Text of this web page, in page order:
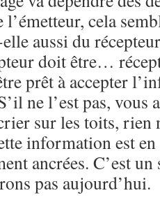
l’émetteur, cela
aussi du
doit être…
prêt à accepter
ne l’est pas,
sur les toits, rien
information est
ancrées. C’est
pas aujourd’hui.